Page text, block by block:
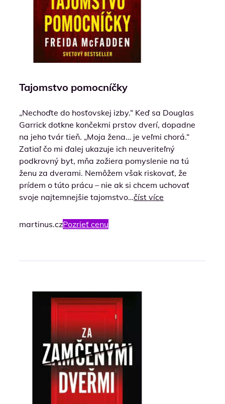
Tajomstvo pomocníčky
„Nechoďte do hosťovskej izby.“ Keď sa Douglas
Garrick dotkne končekmi prstov dverí, dopadne
na jeho tvár tieň. „Moja žena… je veľmi chorá.“
Zatiaľ čo mi ďalej ukazuje ich neuveriteľný
podkrovný byt, mňa zožiera pomyslenie na tú
ženu za dverami. Nemôžem však riskovať, že
prídem o túto prácu – nie ak si chcem uchovať
svoje najtemnejšie tajomstvo…číst více
martinus.czPozrieť cenu